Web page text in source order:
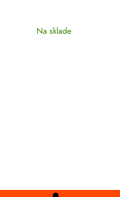
Na sklade